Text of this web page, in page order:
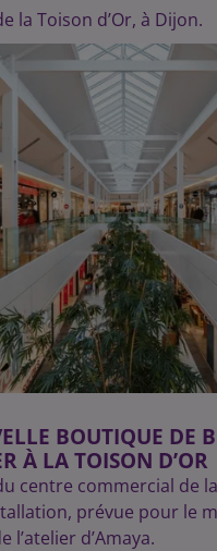
la Toison d’Or, à Dijon.
BOUTIQUE DE
À LA TOISON D’OR
centre commercial de la
prévue pour le
l’atelier d’Amaya.